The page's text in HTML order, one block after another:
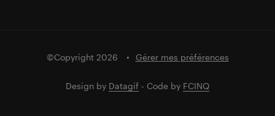
©Copyright 2026 Gérer mes préférences
Design by Datagif - Code by FCINQ